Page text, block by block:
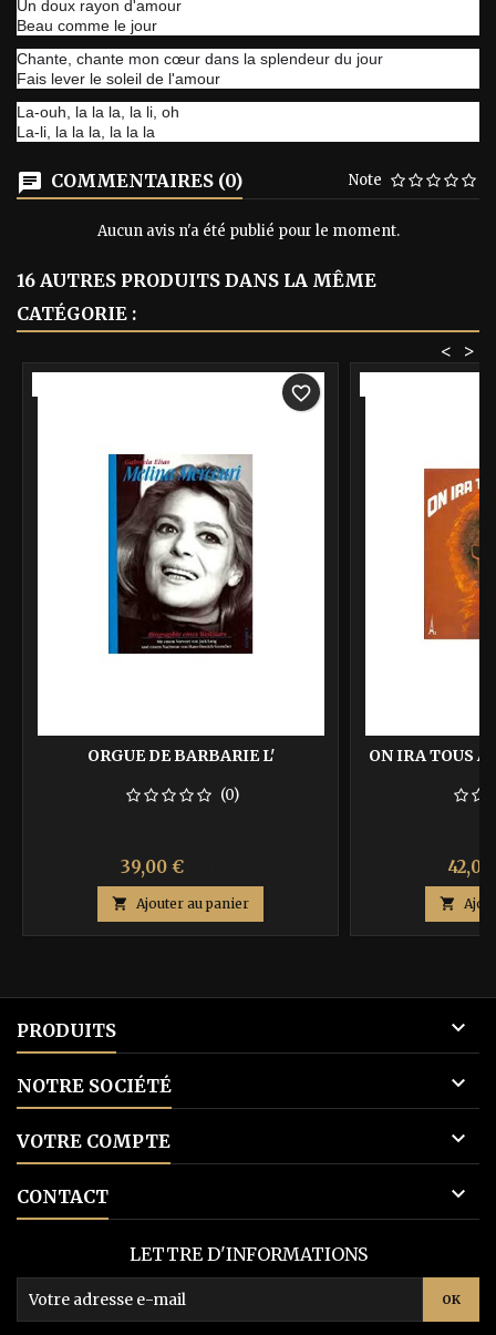
Un doux rayon d'amour
Beau comme le jour
Chante, chante mon cœur dans la splendeur du jour
Fais lever le soleil de l'amour
La-ouh, la la la, la li, oh
La-li, la la la, la la la
COMMENTAIRES (0) Note
Aucun avis n'a été publié pour le moment.
16 AUTRES PRODUITS DANS LA MÊME
CATÉGORIE :
>
<
ORGUE DE BARBARIE L'
(0)
Prix
39,00 €
base
 Ajouter au panier
favorite_border
ON IRA TOUS
Prix

PRODUITS 
NOTRE SOCIÉTÉ 
VOTRE COMPTE 
CONTACT 
LETTRE D'INFORMATIONS